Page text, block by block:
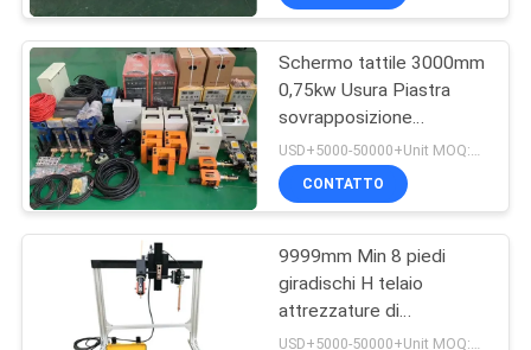
Macchina di
saldatura a
sovrapposizione
28
26
Schermo tattile 3000mm
0,75kw Usura Piastra
sovrapposizione
macchina di saldatura
CONTATTO
9999mm Min 8 piedi
giradischi H telaio
attrezzature di
rivestimento saldatura